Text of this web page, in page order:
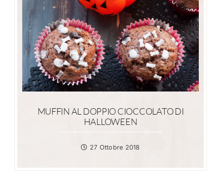
MUFFIN AL DOPPIO CIOCCOLATO DI
HALLOWEEN
27 Ottobre 2018